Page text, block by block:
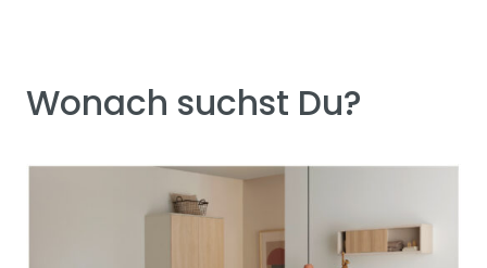
Wonach suchst Du?